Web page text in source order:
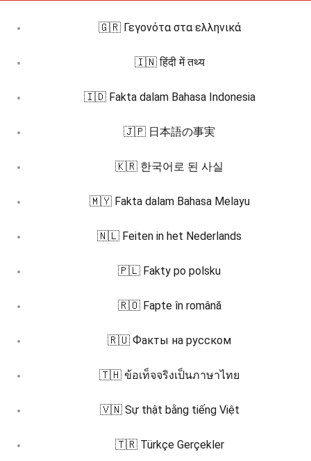
🇬🇷 Γεγονότα στα ελληνικά
🇮🇳 हिंदी में तथ्य
🇮🇩 Fakta dalam Bahasa Indonesia
🇯🇵 日本語の事実
🇰🇷 한국어로 된 사실
🇲🇾 Fakta dalam Bahasa Melayu
🇳🇱 Feiten in het Nederlands
🇵🇱 Fakty po polsku
🇷🇴 Fapte în română
🇷🇺 Факты на русском
🇹🇭 ข้อเท็จจริงเป็นภาษาไทย
🇻🇳 Sự thật bằng tiếng Việt
🇹🇷 Türkçe Gerçekler